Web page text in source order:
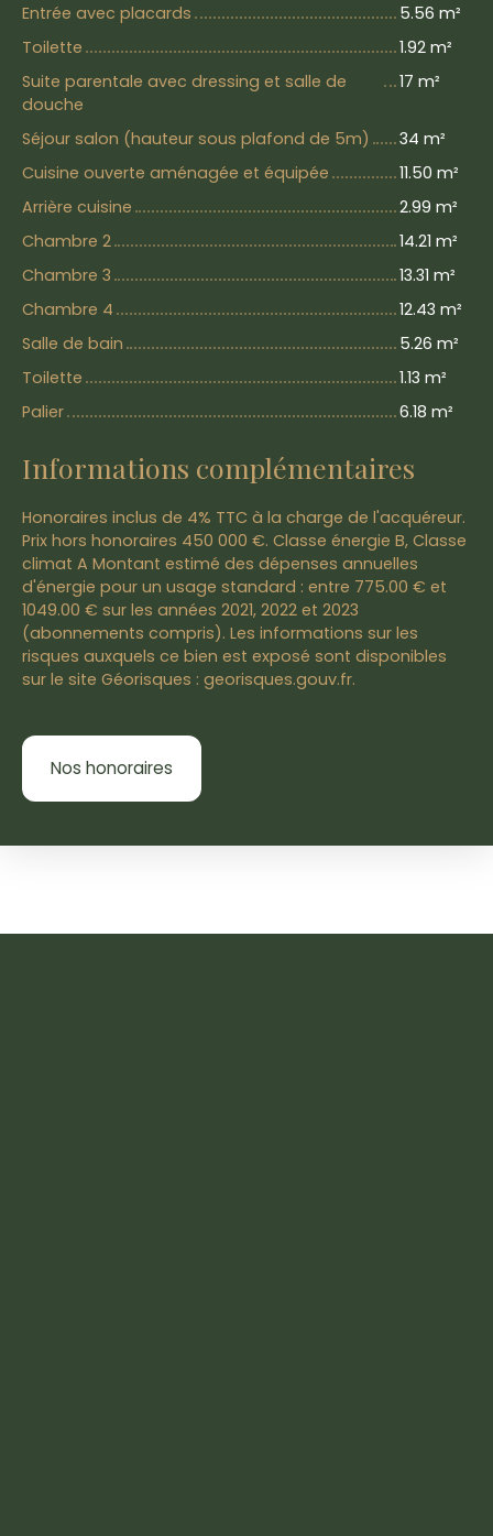
Entrée avec placards
5.56 m²
Toilette
1.92 m²
Suite parentale avec dressing et salle de
douche
17 m²
Séjour salon (hauteur sous plafond de 5m)
34 m²
Cuisine ouverte aménagée et équipée
11.50 m²
Arrière cuisine
2.99 m²
Chambre 2
14.21 m²
Chambre 3
13.31 m²
Chambre 4
12.43 m²
Salle de bain
5.26 m²
Toilette
1.13 m²
Palier
6.18 m²
Informations complémentaires
Honoraires inclus de 4% TTC à la charge de l'acquéreur.
Prix hors honoraires 450 000 €. Classe énergie B, Classe
climat A Montant estimé des dépenses annuelles
d'énergie pour un usage standard : entre 775.00 € et
1049.00 € sur les années 2021, 2022 et 2023
(abonnements compris). Les informations sur les
risques auxquels ce bien est exposé sont disponibles
sur le site Géorisques : georisques.gouv.fr.
Nos honoraires